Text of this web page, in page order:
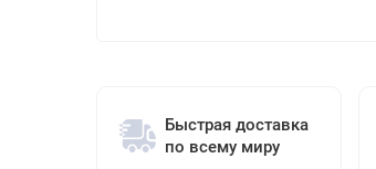
Быстрая доставка
по всему миру